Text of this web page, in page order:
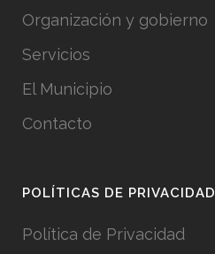
Organización y gobierno
Servicios
El Municipio
Contacto
POLÍTICAS DE PRIVACIDAD
Política de Privacidad